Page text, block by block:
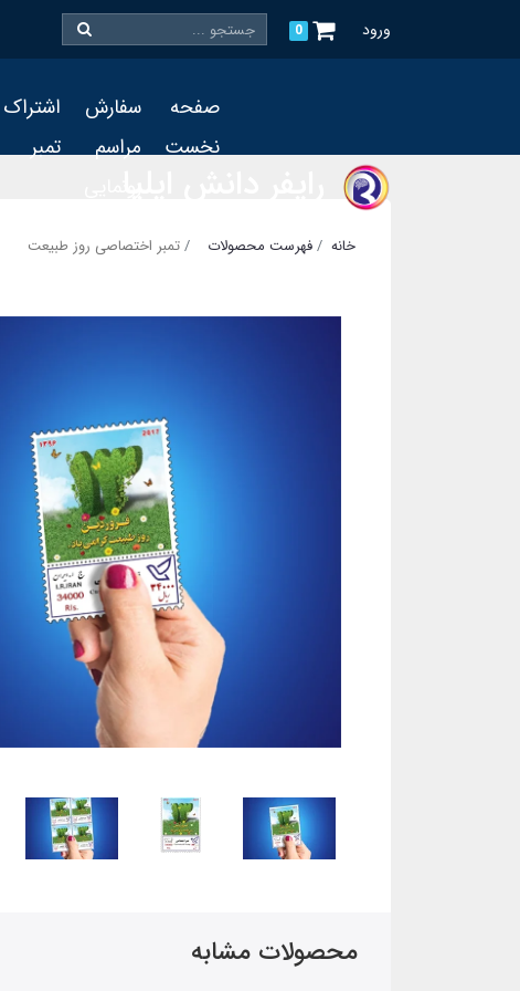
ورود 0
صفحه
نخست
سفارش
مراسم
اشتراک
تمبر
خانه فهرست محصولات تمبر اختصاصی روز طبیعت
محصولات مشابه